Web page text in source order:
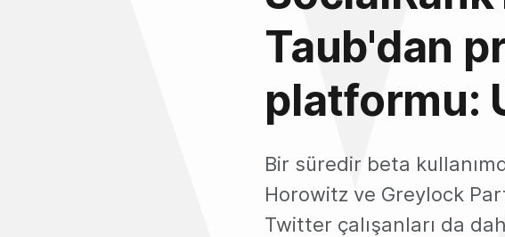
Taub'dan
platformu:
Bir süredir beta
Horowitz ve Greylock
Twitter çalışanları da